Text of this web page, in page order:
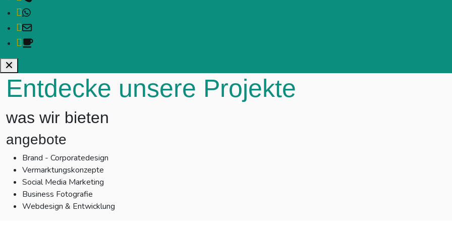
WhatsApp
Mail
Kaffee
Entdecke unsere Projekte
was wir bieten
angebote
Brand - Corporatedesign
Vermarktungskonzepte
Social Media Marketing
Business Fotografie
Webdesign & Entwicklung